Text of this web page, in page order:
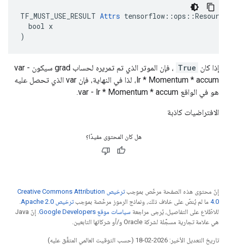
TF_MUST_USE_RESULT Attrs
  bool x
)
إذا كان True
، فإن الموتر الذي تم تمريره لحساب grad سيكون var -
lr * Momentum * accum، لذا في النهاية، فإن var الذي تحصل عليه
هو في الواقع var - lr * Momentum * accum.
الافتراضيات كاذبة
هل كان المحتوى مفيدًا؟
إنّ محتوى هذه الصفحة مرخّص بموجب
ترخيص Creative Commons Attribution
4.0‏ ما لم يُنصّ على خلاف ذلك، ونماذج الرموز مرخّصة بموجبترخيص Apache 2.0‏
.
للاطّلاع على التفاصيل، يُرجى مراجعة سياسات موقع Google Developers‏
. إنّ Java
هي علامة تجارية مسجَّلة لشركة Oracle و/أو شركائها التابعين.
تاريخ التعديل الأخير: 2026-02-18 (حسب التوقيت العالمي المتفَّق عليه)